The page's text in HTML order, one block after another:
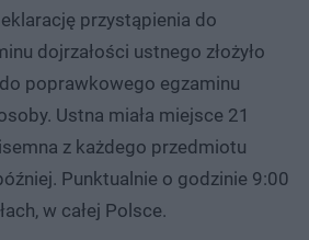
przystąpienia do
dojrzałości ustnego złożyło
poprawkowego egzaminu
Ustna miała miejsce 21
z każdego przedmiotu
Punktualnie o godzinie 9:00
w całej Polsce.